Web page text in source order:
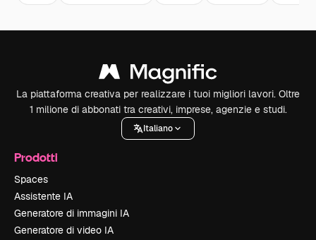
La piattaforma creativa per realizzare i tuoi migliori lavori. Oltre
1 milione di abbonati tra creativi, imprese, agenzie e studi.
Italiano
Prodotti
Spaces
Assistente IA
Generatore di immagini IA
Generatore di video IA